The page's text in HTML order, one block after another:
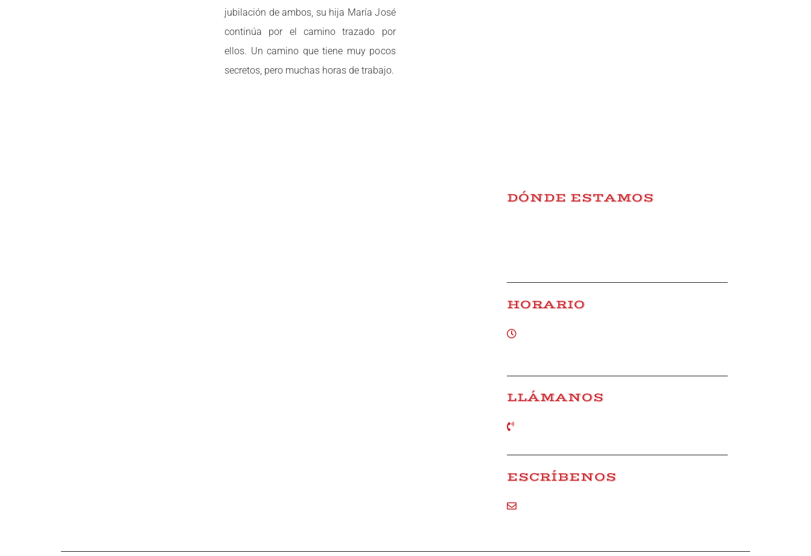
jubilación de ambos, su hija María José
continúa por el camino trazado por
ellos. Un camino que tiene muy pocos
secretos, pero muchas horas de trabajo.
DÓNDE ESTAMOS
HORARIO
LLÁMANOS
ESCRÍBENOS